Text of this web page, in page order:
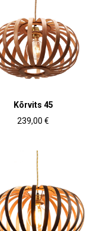
Kõrvits 45
239,00 €